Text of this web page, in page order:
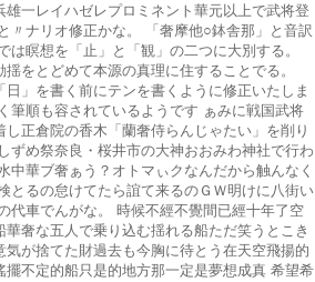
雄一レイハゼレプロミネント華元以上で武将登
〃ナリオ修正かな。 「奢摩他○鉢舎那」と音訳
は瞑想を「止」と「観」の二つに大別する。
をとどめて本源の真理に住することでる。
日」を書く前にテンを書くように修正いたしま
筆順も容されているようです ぁみに戦国武将
正倉院の香木「蘭奢侍らんじゃたい」を削り
ずめ祭奈良・桜井市の大神おおみわ神社で行わ
中華ブ奢ぁう？オトマぃクなんだから触んなく
とるの怠けてたら誼て来るのＧＷ明けに八街い
代車でんがな。 時候不經不覺間已經十年了空
華奢な五人で乗り込む揺れる船ただ笑うとこき
気が捨てた財過去も今胸に待とう在天空飛揚的
擺不定的船只是的地方那一定是夢想成真 希望希